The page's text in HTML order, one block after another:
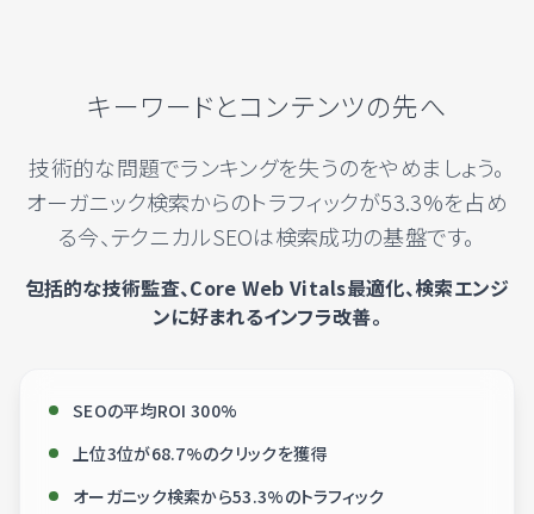
キーワードとコンテンツの先へ
技術的な問題でランキングを失うのをやめましょう。
オーガニック検索からのトラフィックが53.3%を占め
る今、テクニカルSEOは検索成功の基盤です。
包括的な技術監査、Core Web Vitals最適化、検索エンジ
ンに好まれるインフラ改善。
SEOの平均ROI 300%
上位3位が68.7%のクリックを獲得
オーガニック検索から53.3%のトラフィック